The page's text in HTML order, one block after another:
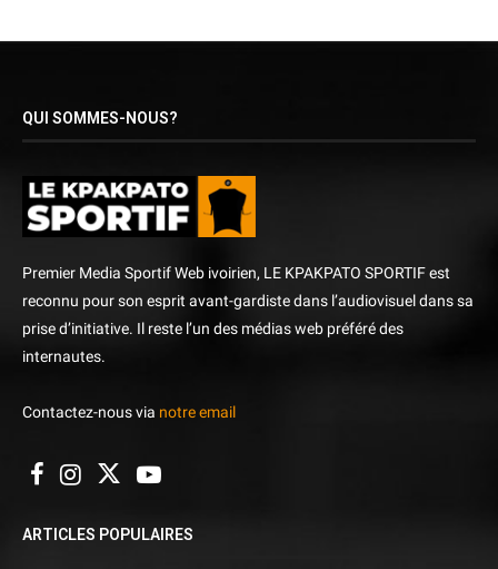
QUI SOMMES-NOUS?
Premier Media Sportif Web ivoirien, LE KPAKPATO SPORTIF est
reconnu pour son esprit avant-gardiste dans l’audiovisuel dans sa
prise d’initiative. Il reste l’un des médias web préféré des
internautes.
Contactez-nous via notre email
ARTICLES POPULAIRES